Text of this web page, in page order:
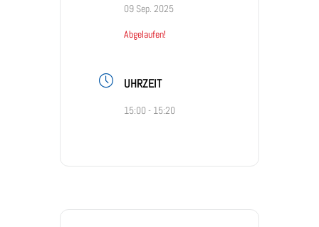
09 Sep. 2025
Abgelaufen!
UHRZEIT
15:00 - 15:20